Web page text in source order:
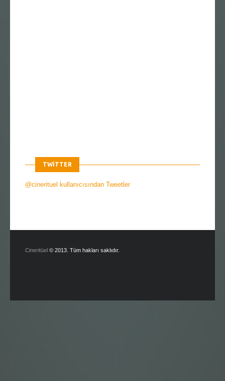
TWITTER
@cinerituel kullanıcısından Tweetler
Cineritüel © 2013. Tüm hakları saklıdır.